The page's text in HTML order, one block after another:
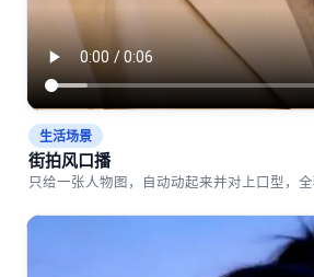
生活场景
街拍风口播
只给一张人物图，自动动起来并对上口型，